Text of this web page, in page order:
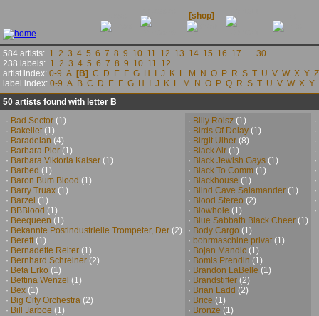
50 artists found with letter B
· Bad Sector (1)
· Bakeliet(1)
· Baradelan (4)
· Barbara Pier (1)
· Barbara Viktoria Kaiser (1)
· Barbed (1)
· Baron Bum Blood (1)
· Barry Truax (1)
· Barzel (1)
· BBBlood (1)
· Beequeen (1)
· Bekannte Postindustrielle Trompeter, Der (2)
· Bereft(1)
· Bernadette Reiter (1)
· Bernhard Schreiner (2)
· Beta Erko (1)
· Bettina Wenzel (1)
· Bex (1)
· Big City Orchestra (2)
· Bill Jarboe (1)
· Billy Roisz (1)
· Birds Of Delay (1)
· Birgit Ulher (8)
· Black Air (1)
· Black Jewish Gays (1)
· Black To Comm (1)
· Blackhouse (1)
· Blind Cave Salamander (1)
· Blood Stereo (2)
· Blowhole (1)
· Blue Sabbath Black Cheer (1)
· Body Cargo (1)
· bohrmaschine privat(1)
· Bojan Mandic (1)
· Bomis Prendin (1)
· Brandon LaBelle (1)
· Brandstifter (2)
· Brian Ladd (2)
· Brice (1)
· Bronze (1)
·
·
·
·
·
·
·
·
·
·
584 artists: 1 2 3 4 5 6 7 8 9 10 11 12 13 14 15 16 17 ... 30
238 labels: 1 2 3 4 5 6 7 8 9 10 11 12
artist index: 0-9 A [B] C D E F G H J K L M N O P R S T U V W X Y Z
label index: 0-9 A B C D E F G H J K L M N O P Q R S T U V W X Y
[shop]